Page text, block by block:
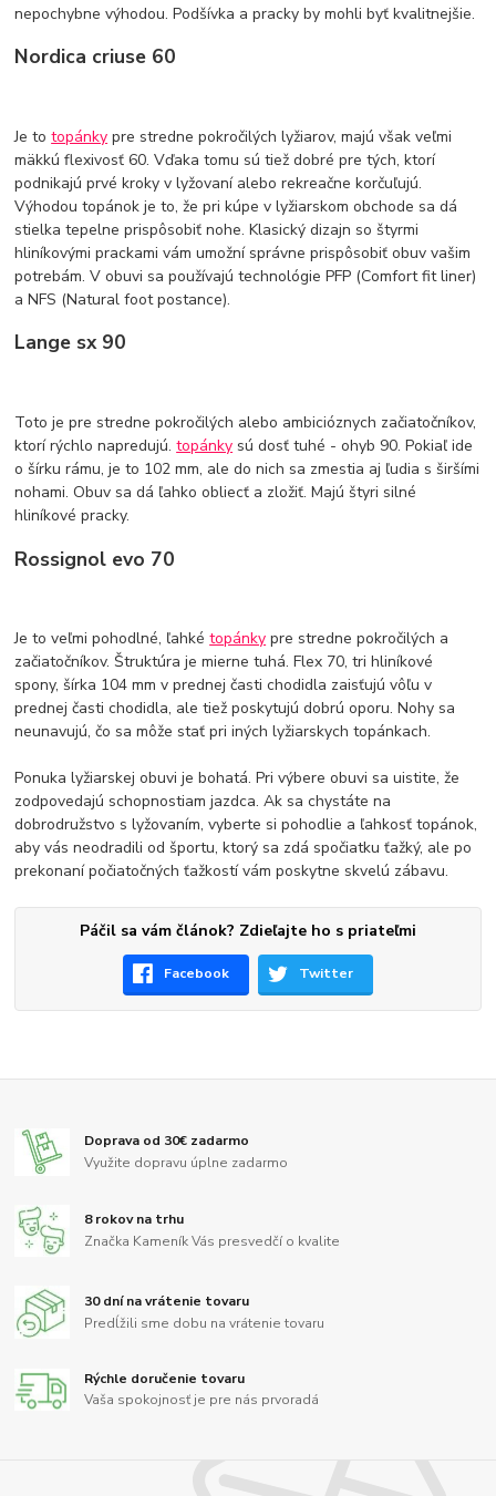
nepochybne výhodou. Podšívka a pracky by mohli byť kvalitnejšie.
Nordica criuse 60
Je totopánky pre stredne pokročilých lyžiarov, majú však veľmi
mäkkú flexivosť 60. Vďaka tomu sú tiež dobré pre tých, ktorí
podnikajú prvé kroky v lyžovaní alebo rekreačne korčuľujú.
Výhodou topánok je to, že pri kúpe v lyžiarskom obchode sa dá
stielka tepelne prispôsobiť nohe. Klasický dizajn so štyrmi
hliníkovými prackami vám umožní správne prispôsobiť obuv vašim
potrebám. V obuvi sa používajú technológie PFP (Comfort fit liner)
a NFS (Natural foot postance).
Lange sx 90
Toto je pre stredne pokročilých alebo ambicióznych začiatočníkov,
ktorí rýchlo napredujú.topánky sú dosť tuhé - ohyb 90. Pokiaľ ide
o šírku rámu, je to 102 mm, ale do nich sa zmestia aj ľudia s širšími
nohami. Obuv sa dá ľahko obliecť a zložiť. Majú štyri silné
hliníkové pracky.
Rossignol evo 70
Je to veľmi pohodlné, ľahkétopánky pre stredne pokročilých a
začiatočníkov. Štruktúra je mierne tuhá. Flex 70, tri hliníkové
spony, šírka 104 mm v prednej časti chodidla zaisťujú vôľu v
prednej časti chodidla, ale tiež poskytujú dobrú oporu. Nohy sa
neunavujú, čo sa môže stať pri iných lyžiarskych topánkach.
Ponuka lyžiarskej obuvi je bohatá. Pri výbere obuvi sa uistite, že
zodpovedajú schopnostiam jazdca. Ak sa chystáte na
dobrodružstvo s lyžovaním, vyberte si pohodlie a ľahkosť topánok,
aby vás neodradili od športu, ktorý sa zdá spočiatku ťažký, ale po
prekonaní počiatočných ťažkostí vám poskytne skvelú zábavu.
Páčil sa vám článok? Zdieľajte ho s priateľmi
Facebook Twitter
Doprava od 30€ zadarmo
Využite dopravu úplne zadarmo
8 rokov na trhu
Značka Kameník Vás presvedčí o kvalite
30 dní na vrátenie tovaru
Predĺžili sme dobu na vrátenie tovaru
Rýchle doručenie tovaru
Vaša spokojnosť je pre nás prvoradá